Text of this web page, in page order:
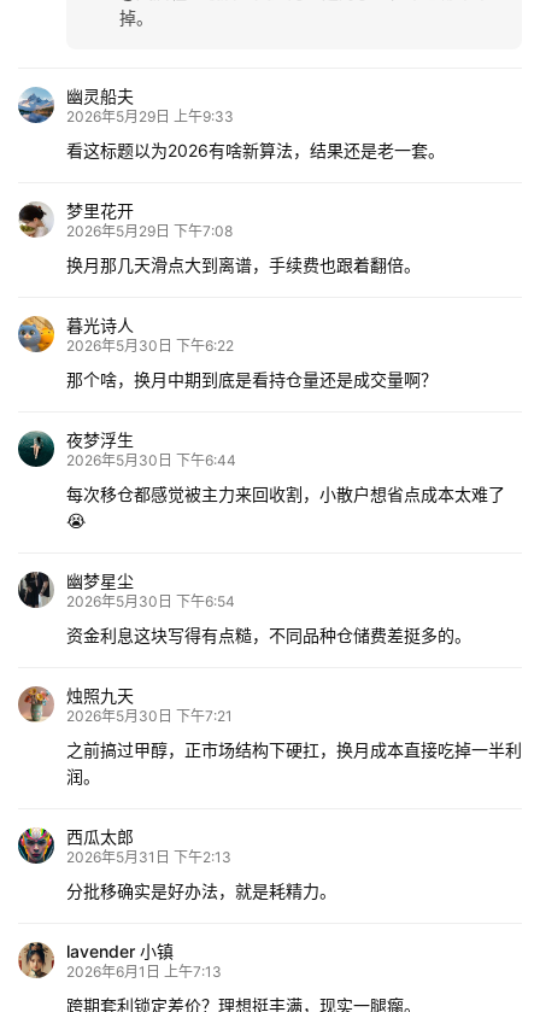
掉。
幽灵船夫
2026年5月29日 上午9:33
看这标题以为2026有啥新算法，结果还是老一套。
梦里花开
2026年5月29日 下午7:08
换月那几天滑点大到离谱，手续费也跟着翻倍。
暮光诗人
2026年5月30日 下午6:22
那个啥，换月中期到底是看持仓量还是成交量啊？
夜梦浮生
2026年5月30日 下午6:44
每次移仓都感觉被主力来回收割，小散户想省点成本太难了
😭
幽梦星尘
2026年5月30日 下午6:54
资金利息这块写得有点糙，不同品种仓储费差挺多的。
烛照九天
2026年5月30日 下午7:21
之前搞过甲醇，正市场结构下硬扛，换月成本直接吃掉一半利
润。
西瓜太郎
2026年5月31日 下午2:13
分批移确实是好办法，就是耗精力。
lavender 小镇
2026年6月1日 上午7:13
跨期套利锁定差价？理想挺丰满，现实一腿瘸。